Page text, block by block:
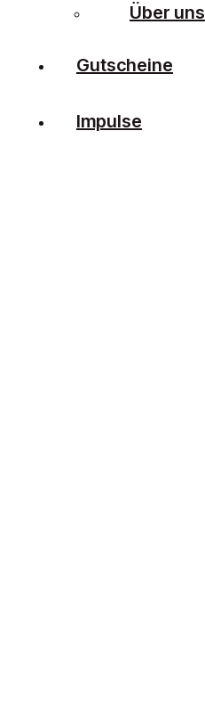
Über uns
Gutscheine
Impulse